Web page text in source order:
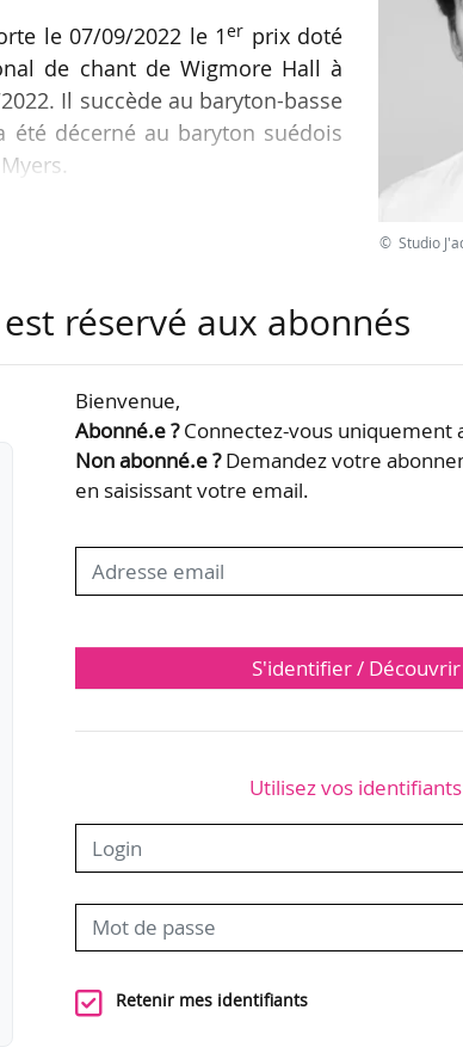
le 07/09/2022 le 1er prix doté
de chant de Wigmore Hall à
Il succède au baryton-basse
été décerné au baryton suédois
de chant baroque Antonio
© Studio
réservé aux abonnés
Bienvenue,
Abonné.e ?Connectez-vous uniquement
Non abonné.e ?Demandez votre
en saisissant votre email.
S'identifier / Découvrir
Utilisez vos identifiants
Retenir mes identifiants